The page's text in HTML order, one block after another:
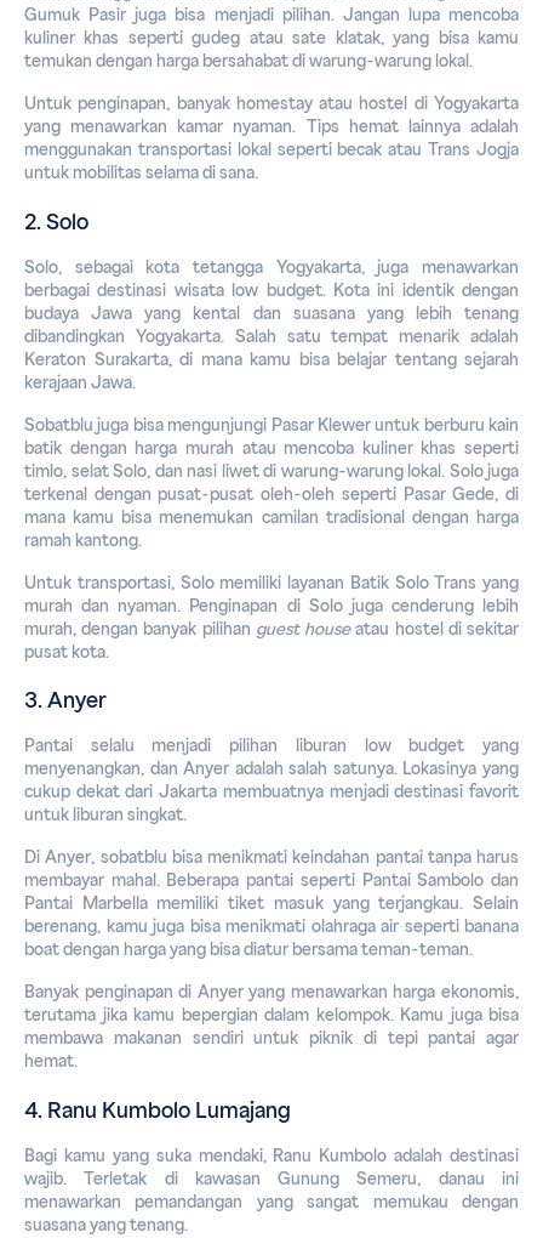
Gumuk Pasir juga bisa menjadi pilihan. Jangan lupa mencoba
kuliner khas seperti gudeg atau sate klatak, yang bisa kamu
temukan dengan harga bersahabat di warung-warung lokal.
Untuk penginapan, banyak homestay atau hostel di Yogyakarta
yang menawarkan kamar nyaman. Tips hemat lainnya adalah
menggunakan transportasi lokal seperti becak atau Trans Jogja
untuk mobilitas selama di sana.
2. Solo
Solo, sebagai kota tetangga Yogyakarta, juga menawarkan
berbagai destinasi wisata low budget. Kota ini identik dengan
budaya Jawa yang kental dan suasana yang lebih tenang
dibandingkan Yogyakarta. Salah satu tempat menarik adalah
Keraton Surakarta, di mana kamu bisa belajar tentang sejarah
kerajaan Jawa.
Sobatblu juga bisa mengunjungi Pasar Klewer untuk berburu kain
batik dengan harga murah atau mencoba kuliner khas seperti
timlo, selat Solo, dan nasi liwet di warung-warung lokal. Solo juga
terkenal dengan pusat-pusat oleh-oleh seperti Pasar Gede, di
mana kamu bisa menemukan camilan tradisional dengan harga
ramah kantong.
Untuk transportasi, Solo memiliki layanan Batik Solo Trans yang
murah dan nyaman. Penginapan di Solo juga cenderung lebih
murah, dengan banyak pilihan guest house atau hostel di sekitar
pusat kota.
3. Anyer
Pantai selalu menjadi pilihan liburan low budget yang
menyenangkan, dan Anyer adalah salah satunya. Lokasinya yang
cukup dekat dari Jakarta membuatnya menjadi destinasi favorit
untuk liburan singkat.
Di Anyer, sobatblu bisa menikmati keindahan pantai tanpa harus
membayar mahal. Beberapa pantai seperti Pantai Sambolo dan
Pantai Marbella memiliki tiket masuk yang terjangkau. Selain
berenang, kamu juga bisa menikmati olahraga air seperti banana
boat dengan harga yang bisa diatur bersama teman-teman.
Banyak penginapan di Anyer yang menawarkan harga ekonomis,
terutama jika kamu bepergian dalam kelompok. Kamu juga bisa
membawa makanan sendiri untuk piknik di tepi pantai agar
hemat.
4. Ranu Kumbolo Lumajang
Bagi kamu yang suka mendaki, Ranu Kumbolo adalah destinasi
wajib. Terletak di kawasan Gunung Semeru, danau ini
menawarkan pemandangan yang sangat memukau dengan
suasana yang tenang.